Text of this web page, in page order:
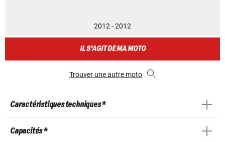
2012 - 2012
IL S'AGIT DE MA MOTO
Trouver une autre moto
Caractéristiques techniques *
Capacités *